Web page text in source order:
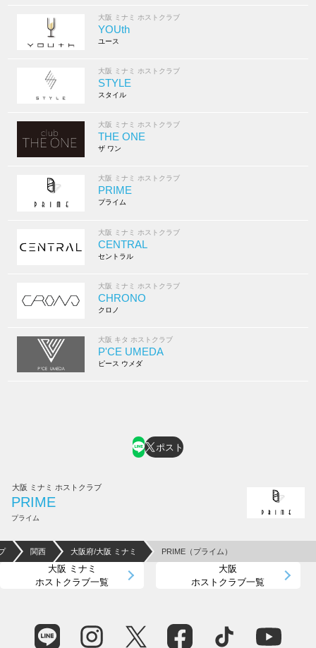
大阪 ミナミ ホストクラブ
YOUth
ユース
大阪 ミナミ ホストクラブ
STYLE
スタイル
大阪 ミナミ ホストクラブ
THE ONE
ザ ワン
大阪 ミナミ ホストクラブ
PRIME
プライム
大阪 ミナミ ホストクラブ
CENTRAL
セントラル
大阪 ミナミ ホストクラブ
CHRONO
クロノ
大阪 キタ ホストクラブ
P'CE UMEDA
ピース ウメダ
ポスト
大阪 ミナミ ホストクラブ
PRIME
プライム
関西 大阪府/大阪 ミナミ PRIME（プライム）
大阪 ミナミ
ホストクラブ一覧
大阪
ホストクラブ一覧